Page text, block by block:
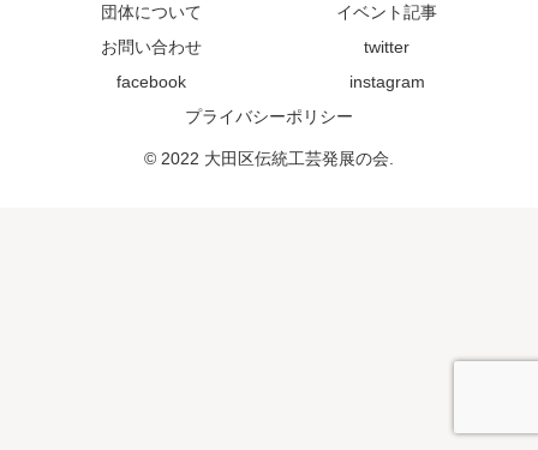
団体について
イベント記事
お問い合わせ
twitter
facebook
instagram
プライバシーポリシー
© 2022 大田区伝統工芸発展の会.